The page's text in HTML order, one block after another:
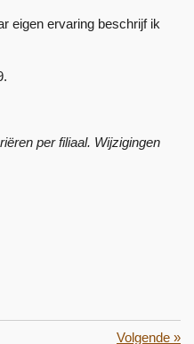
eigen ervaring beschrijf ik
per filiaal. Wijzigingen
Volgende »